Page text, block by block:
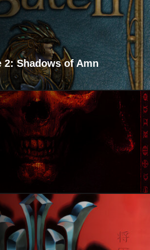
2: Shadows of Amn